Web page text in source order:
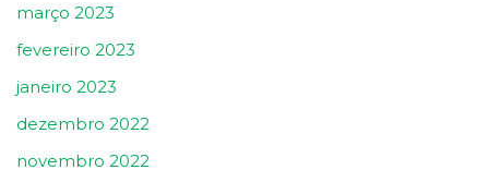
março 2023
fevereiro 2023
janeiro 2023
dezembro 2022
novembro 2022